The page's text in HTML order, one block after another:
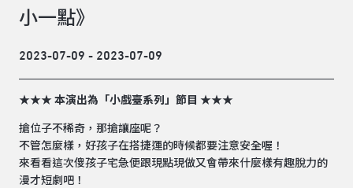
小一點》
2023-07-09 - 2023-07-09
★★★ 本演出為「小戲臺系列」節目 ★★★
搶位子不稀奇，那搶讓座呢？
不管怎麼樣，好孩子在搭捷運的時候都要注意安全喔！
來看看這次傻孩子宅急便跟現點現做又會帶來什麼樣有趣脫力的
漫才短劇吧！